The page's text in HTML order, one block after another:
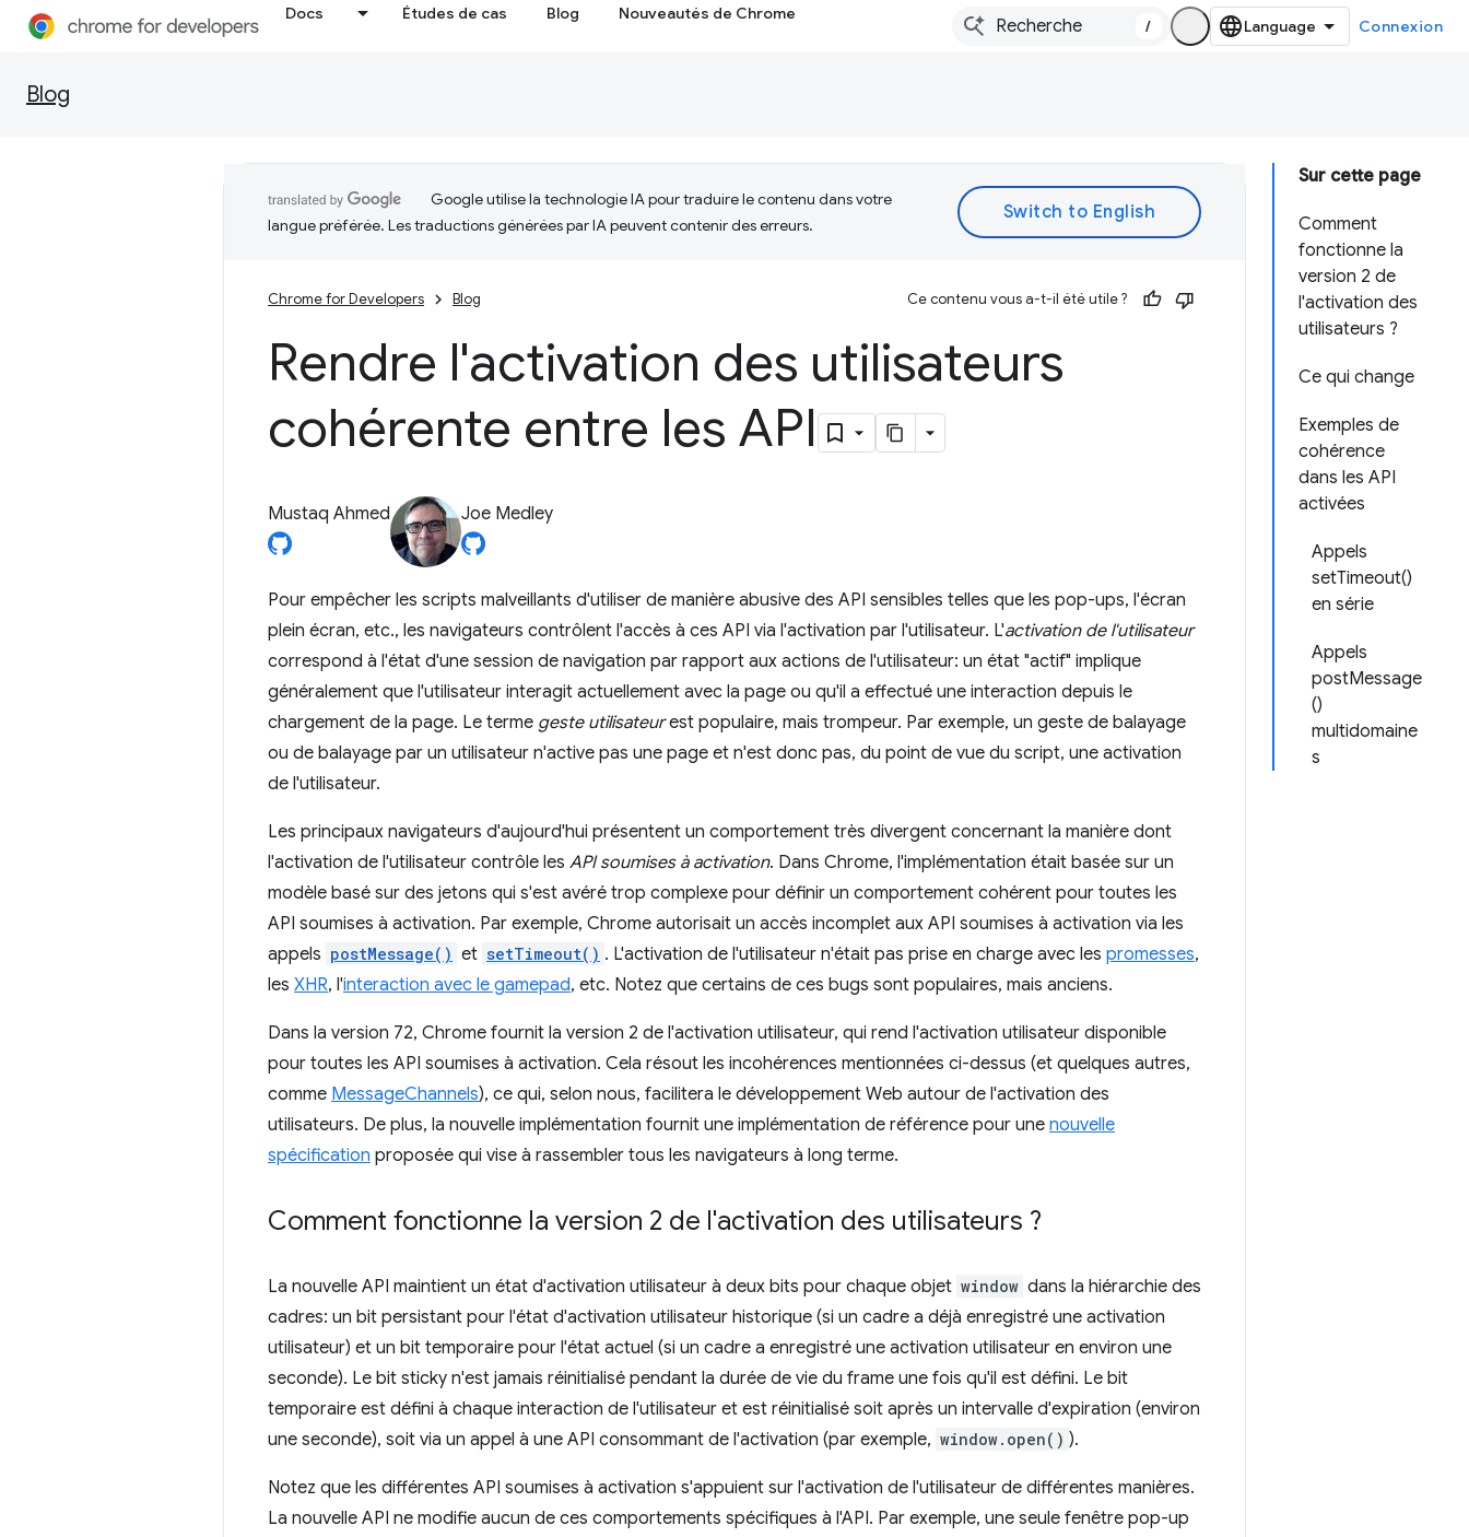
Docs Études de cas Blog Nouveautés de Chrome
/ Connexion
Blog
Sur cette page
Comment
fonctionne la
version 2 de
l'activation des
utilisateurs ?
Ce qui change
Exemples de
cohérence
dans les API
activées
Appels
setTimeout()
en série
Appels
postMessage
()
multidomaine
s
Google utilise la technologie IA pour traduire le contenu dans votre
langue préférée. Les traductions générées par IA peuvent contenir des erreurs.
Chrome for Developers Blog Ce contenu vous a-t-il été utile ?
Rendre l'activation des utilisateurs
cohérente entre les API
Mustaq Ahmed Joe Medley
Pour empêcher les scripts malveillants d'utiliser de manière abusive des API sensibles telles que les pop-ups, l'écran
plein écran, etc., les navigateurs contrôlent l'accès à ces API via l'activation par l'utilisateur. L'activation de l'utilisateur
correspond à l'état d'une session de navigation par rapport aux actions de l'utilisateur: un état "actif" implique
généralement que l'utilisateur interagit actuellement avec la page ou qu'il a effectué une interaction depuis le
chargement de la page. Le terme geste utilisateurest populaire, mais trompeur. Par exemple, un geste de balayage
ou de balayage par un utilisateur n'active pas une page et n'est donc pas, du point de vue du script, une activation
de l'utilisateur.
Les principaux navigateurs d'aujourd'hui présentent un comportement très divergent concernant la manière dont
l'activation de l'utilisateur contrôle les API soumises à activation. Dans Chrome, l'implémentation était basée sur un
modèle basé sur des jetons qui s'est avéré trop complexe pour définir un comportement cohérent pour toutes les
API soumises à activation. Par exemple, Chrome autorisait un accès incomplet aux API soumises à activation via les
appels postMessage() et setTimeout() . L'activation de l'utilisateur n'était pas prise en charge avec les promesses,
les XHR, l'interaction avec le gamepad, etc. Notez que certains de ces bugs sont populaires, mais anciens.
Dans la version 72, Chrome fournit la version 2 de l'activation utilisateur, qui rend l'activation utilisateur disponible
pour toutes les API soumises à activation. Cela résout les incohérences mentionnées ci-dessus (et quelques autres,
comme MessageChannels), ce qui, selon nous, facilitera le développement Web autour de l'activation des
utilisateurs. De plus, la nouvelle implémentation fournit une implémentation de référence pour une nouvelle
spécification proposée qui vise à rassembler tous les navigateurs à long terme.
Comment fonctionne la version 2 de l'activation des utilisateurs ?
La nouvelle API maintient un état d'activation utilisateur à deux bits pour chaque objet window dans la hiérarchie des
cadres: un bit persistant pour l'état d'activation utilisateur historique (si un cadre a déjà enregistré une activation
utilisateur) et un bit temporaire pour l'état actuel (si un cadre a enregistré une activation utilisateur en environ une
seconde). Le bit sticky n'est jamais réinitialisé pendant la durée de vie du frame une fois qu'il est défini. Le bit
temporaire est défini à chaque interaction de l'utilisateur et est réinitialisé soit après un intervalle d'expiration (environ
une seconde), soit via un appel à une API consommant de l'activation (par exemple, window.open() ).
Notez que les différentes API soumises à activation s'appuient sur l'activation de l'utilisateur de différentes manières.
La nouvelle API ne modifie aucun de ces comportements spécifiques à l'API. Par exemple, une seule fenêtre pop-up